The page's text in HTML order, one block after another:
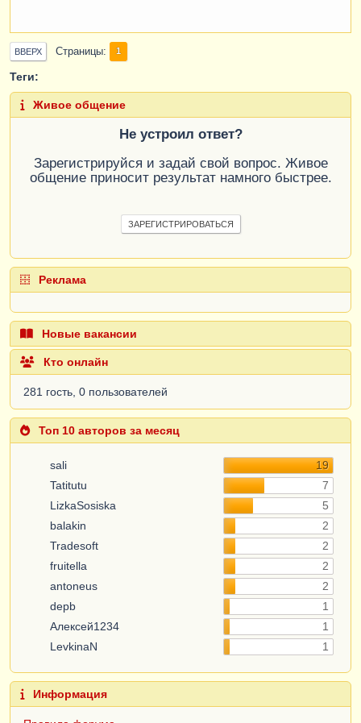
ВВЕРХ Страницы 1
Теги:
Живое общение
Не устроил ответ?
Зарегистрируйся и задай свой вопрос. Живое
общение приносит результат намного быстрее.
ЗАРЕГИСТРИРОВАТЬСЯ
Реклама
Новые вакансии
Кто онлайн
281 гость, 0 пользователей
Топ 10 авторов за месяц
sali
19
Tatitutu
7
LizkaSosiska
5
balakin
2
Tradesoft
2
fruitella
2
antoneus
2
depb
1
Алексей1234
1
LevkinaN
1
Информация